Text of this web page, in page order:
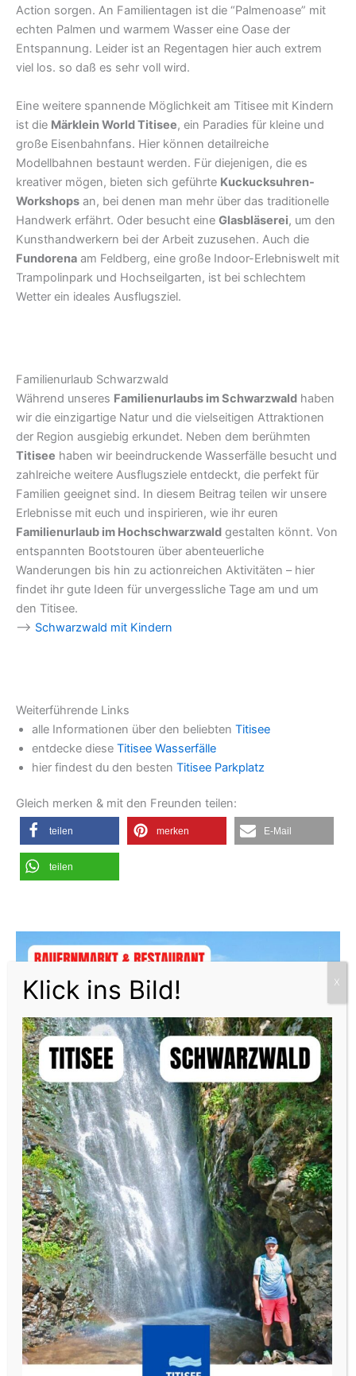
Action sorgen. An Familientagen ist die “Palmenoase” mit
echten Palmen und warmem Wasser eine Oase der
Entspannung. Leider ist an Regentagen hier auch extrem
viel los. so daß es sehr voll wird.
Eine weitere spannende Möglichkeit am Titisee mit Kindern
ist die Märklein World Titisee, ein Paradies für kleine und
große Eisenbahnfans. Hier können detailreiche
Modellbahnen bestaunt werden. Für diejenigen, die es
kreativer mögen, bieten sich geführte Kuckucksuhren-
Workshops an, bei denen man mehr über das traditionelle
Handwerk erfährt. Oder besucht eine Glasbläserei, um den
Kunsthandwerkern bei der Arbeit zuzusehen. Auch die
Fundorena am Feldberg, eine große Indoor-Erlebniswelt mit
Trampolinpark und Hochseilgarten, ist bei schlechtem
Wetter ein ideales Ausflugsziel.
Familienurlaub Schwarzwald
Während unseres Familienurlaubs im Schwarzwald haben
wir die einzigartige Natur und die vielseitigen Attraktionen
der Region ausgiebig erkundet. Neben dem berühmten
Titisee haben wir beeindruckende Wasserfälle besucht und
zahlreiche weitere Ausflugsziele entdeckt, die perfekt für
Familien geeignet sind. In diesem Beitrag teilen wir unsere
Erlebnisse mit euch und inspirieren, wie ihr euren
Familienurlaub im Hochschwarzwald gestalten könnt. Von
entspannten Bootstouren über abenteuerliche
Wanderungen bis hin zu actionreichen Aktivitäten – hier
findet ihr gute Ideen für unvergessliche Tage am und um
den Titisee.
–> Schwarzwald mit Kindern
Weiterführende Links
alle Informationen über den beliebten Titisee
entdecke diese Titisee Wasserfälle
hier findest du den besten Titisee Parkplatz
Gleich merken & mit den Freunden teilen:
teilen merken E-Mail
teilen
Mit einem Klick ins Bild zum Wälder:Genuss!
Über titisee-schwarzwald.de
Wir berichten als Reiseblogger über unsere Erlebnisse rund
um denTitisee. Diese Webseite betreiben wir aufprivate